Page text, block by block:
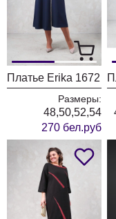
Платье Erika 1672
Размеры:
48,50,52,54
270 бел.руб